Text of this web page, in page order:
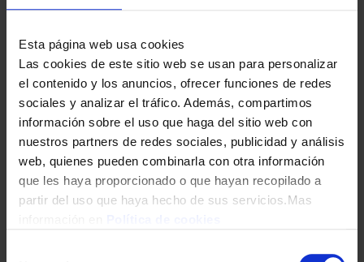
Esta página web usa cookies
Las cookies de este sitio web se usan para personalizar
el contenido y los anuncios, ofrecer funciones de redes
sociales y analizar el tráfico. Además, compartimos
información sobre el uso que haga del sitio web con
nuestros partners de redes sociales, publicidad y análisis
web, quienes pueden combinarla con otra información
que les haya proporcionado o que hayan recopilado a
partir del uso que haya hecho de sus servicios.Mas